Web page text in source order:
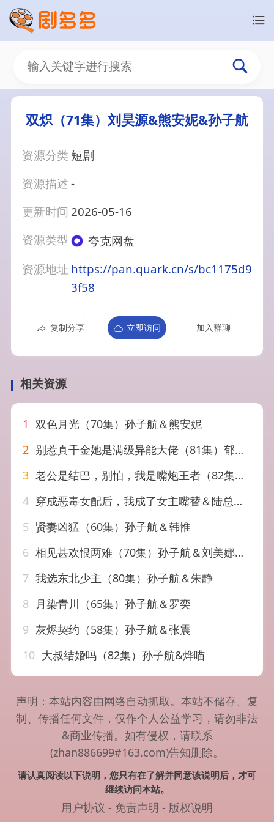
双炽（71集）刘昊源&熊安妮&孙子航
资源分类 短剧
资源描述-
更新时间 2026-05-16
资源类型
夸克网盘
资源地址 https://pan.quark.cn/s/bc1175d9
3f58
复制分享 立即访问 加入群聊
相关资源
1 双色月光（70集）孙子航＆熊安妮
2 别惹真千金她是满级异能大佬（81集）郁葱&孙子航
3 老公是结巴，别怕，我是嘴炮王者（82集）孙子航＆苏语桐
4 穿成恶毒女配后，我成了女主嘴替＆陆总，夫人她改邪归正（80集）孙子航＆祁乐
5 贤妻凶猛（60集）孙子航＆韩惟
6 相见甚欢恨两难（70集）孙子航＆刘美娜＆冯思源
7 我选东北少主（80集）孙子航＆朱静
8
月染青川（65集）孙子航＆罗奕
9 灰烬契约（58集）孙子航＆张震
10 大叔结婚吗（82集）孙子航&烨喵
声明：本站内容由网络自动抓取。本站不储存、复
制、传播任何文件，仅作个人公益学习，请勿非法
&商业传播。如有侵权，请联系
(zhan886699#163.com)告知删除。
请认真阅读以下说明，您只有在了解并同意该说明后，才可
继续访问本站。
用户协议 - 免责声明 - 版权说明